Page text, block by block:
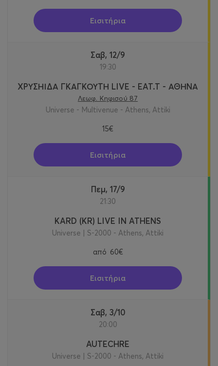
Εισιτήρια
Σαβ, 12/9
19:30
ΧΡΥΣΗΙΔΑ ΓΚΑΓΚΟΥΤΗ LIVE - EAT.T - ΑΘΗΝΑ
Λεωφ. Κηφισού 87
Universe - Multivenue - Athens, Attiki
15€
Εισιτήρια
Πεμ, 17/9
21:30
KARD (KR) LIVE IN ATHENS
Universe | S-2000 - Athens, Attiki
από 60€
Εισιτήρια
Σαβ, 3/10
20:00
AUTECHRE
Universe | S-2000 - Athens, Attiki